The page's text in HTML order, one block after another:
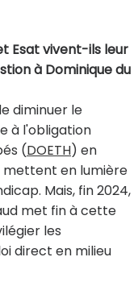
Esat vivent-ils leur
à Dominique du
diminuer le
à l'obligation
(DOETH) en
mettent en lumière
Mais, fin 2024,
met fin à cette
les
direct en milieu